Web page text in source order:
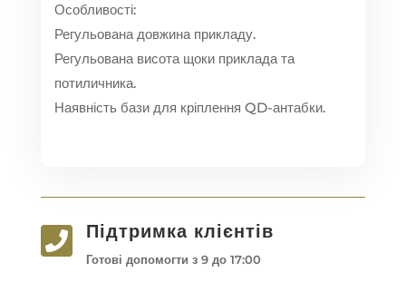
Особливості:
Регульована довжина прикладу.
Регульована висота щоки приклада та
потиличника.
Наявність бази для кріплення QD-антабки.
 Підтримка клієнтів
Готові допомогти з 9 до 17:00